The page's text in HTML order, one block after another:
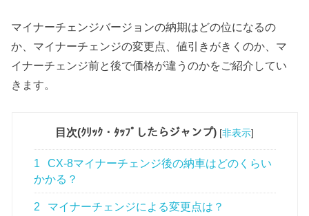
マイナーチェンジバージョンの納期はどの位になるの
か、マイナーチェンジの変更点、値引きがきくのか、マ
イナーチェンジ前と後で価格が違うのかをご紹介してい
きます。
目次(ｸﾘｯｸ・ﾀｯﾌﾟしたらジャンプ) [非表示]
1
CX-8マイナーチェンジ後の納車はどのくらい
かかる？
2 マイナーチェンジによる変更点は？